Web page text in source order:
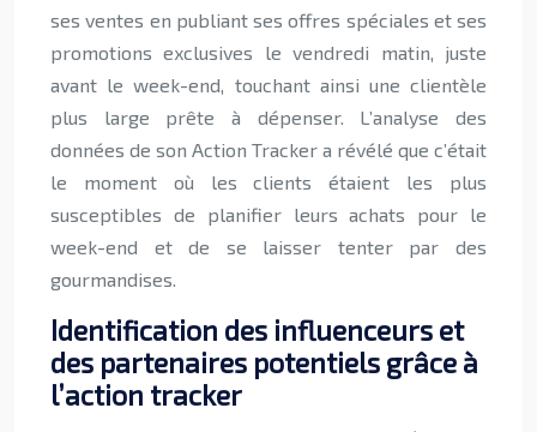
ses ventes en publiant ses offres spéciales et ses
promotions exclusives le vendredi matin, juste
avant le week-end, touchant ainsi une clientèle
plus large prête à dépenser. L’analyse des
données de son Action Tracker a révélé que c’était
le moment où les clients étaient les plus
susceptibles de planifier leurs achats pour le
week-end et de se laisser tenter par des
gourmandises.
Identification des influenceurs et
des partenaires potentiels grâce à
l’action tracker